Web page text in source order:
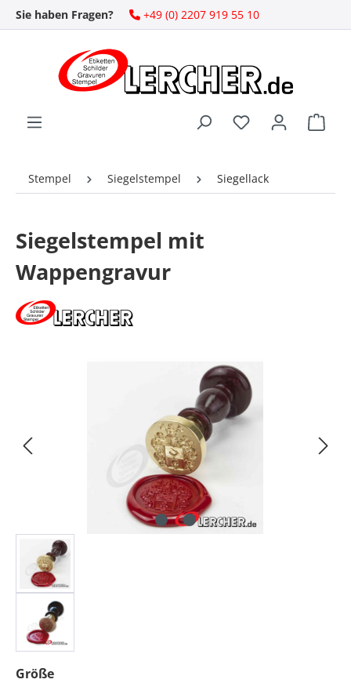
Zum Hauptinhalt springen
Sie haben Fragen? +49 (0) 2207 919 55 10
Stempel Siegelstempel Siegellack
Siegelstempel mit
Wappengravur
Größeauswählen